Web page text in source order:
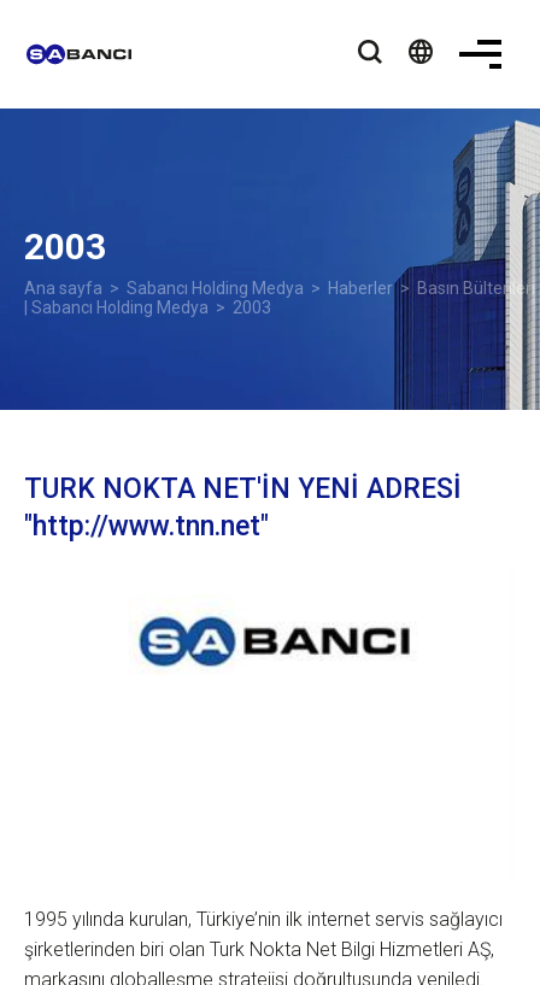
language
2003
Ana sayfa > Sabancı Holding Medya > Haberler> Basın Bültenleri
| Sabancı Holding Medya > 2003
TURK NOKTA NET'İN YENİ ADRESİ
"http://www.tnn.net"
1995 yılında kurulan, Türkiye’nin ilk internet servis sağlayıcı
şirketlerinden biri olan Turk Nokta Net Bilgi Hizmetleri AŞ,
markasını globalleşme stratejisi doğrultusunda yeniledi.